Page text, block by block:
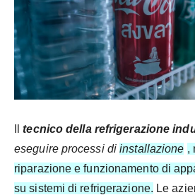
Iltecnico della refrigerazione
eseguire processi diinstallazione ,
riparazione e funzionamento di
su sistemi di refrigerazione. Le